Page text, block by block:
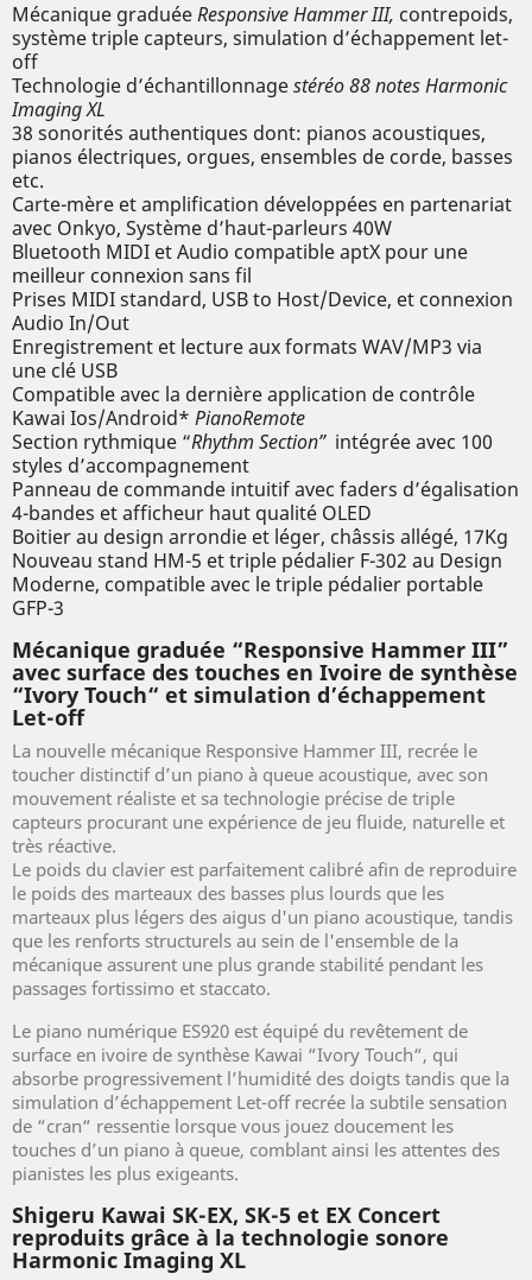
Mécanique graduéeResponsive Hammer III, contrepoids,
système triple capteurs, simulation d’échappement let-
off
Technologie d’échantillonnagestéréo 88 notes Harmonic
ImagingXL
38 sonorités authentiques dont: pianos acoustiques,
pianos électriques, orgues, ensembles de corde, basses
etc.
Carte-mère et amplification développées en partenariat
avec Onkyo, Système d’haut-parleurs 40W
Bluetooth MIDI et Audio compatible aptX pour une
meilleur connexion sans fil
Prises MIDI standard, USB to Host/Device, et connexion
Audio In/Out
Enregistrement et lecture aux formats WAV/MP3 via
une clé USB
Compatible avec la dernière application de contrôle
Kawai Ios/Android* PianoRemote
Section rythmique “Rhythm Section”intégrée avec 100
styles d’accompagnement
Panneau de commande intuitif avec faders d’égalisation
4-bandes et afficheur haut qualité OLED
Boitier au design arrondie et léger, châssis allégé, 17Kg
Nouveau stand HM-5 et triple pédalier F-302 au Design
Moderne, compatible avec le triple pédalier portable
GFP-3
Mécanique graduée “Responsive Hammer III”
avec surface des touches en Ivoire de synthèse
“Ivory Touch“ et simulation d’échappement
Let-off
La nouvelle mécanique Responsive Hammer III, recrée le
toucher distinctif d’un piano à queue acoustique, avec son
mouvement réaliste et sa technologie précise de triple
capteurs procurant une expérience de jeu fluide, naturelle et
très réactive.
Le poids du clavier est parfaitement calibré afin de reproduire
le poids des marteaux des basses plus lourds que les
marteaux plus légers des aigus d'un piano acoustique, tandis
que les renforts structurels au sein de l'ensemble de la
mécanique assurent une plus grande stabilité pendant les
passages fortissimo et staccato.
Le piano numérique ES920 est équipé du revêtement de
surface en ivoire de synthèse Kawai “Ivory Touch“, qui
absorbe progressivement l’humidité des doigts tandis que la
simulation d’échappement Let-off recrée la subtile sensation
de “cran“ ressentie lorsque vous jouez doucement les
touches d’un piano à queue, comblant ainsi les attentes des
pianistes les plus exigeants.
Shigeru Kawai SK-EX, SK-5 et EX Concert
reproduits grâce à la technologie sonore
Harmonic Imaging XL